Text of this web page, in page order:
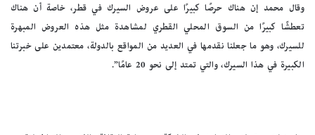
وقال محمد إن هناك حرصًا كبيرًا على عروض السيرك في قطر، خاصة أن هناك
تعطشًا كبيرًا من السوق المحلي القطري لمشاهدة مثل هذه العروض المبهرة
للسيرك، وهو ما جعلنا نقدمها في العديد من المواقع بالدولة، معتمدين على خبرتنا
الكبيرة في هذا السيرك، والتي تمتد إلى نحو 20 عامًا”.